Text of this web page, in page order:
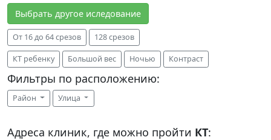
Выбрать другое иследование
От 16 до 64 срезов 128 срезов
КТ ребенку Большой вес Ночью Контраст
Фильтры по расположению:
Район Улица
Адреса клиник, где можно пройти КТ: